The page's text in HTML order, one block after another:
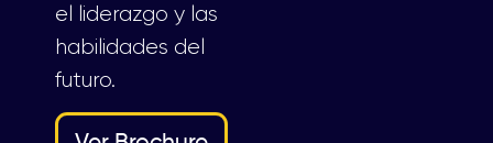
el liderazgo y las
habilidades del
futuro.